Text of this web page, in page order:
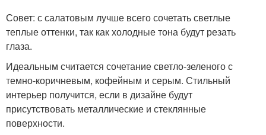
Совет: с салатовым лучше всего сочетать светлые
теплые оттенки, так как холодные тона будут резать
глаза.
Идеальным считается сочетание светло-зеленого с
темно-коричневым, кофейным и серым. Стильный
интерьер получится, если в дизайне будут
присутствовать металлические и стеклянные
поверхности.